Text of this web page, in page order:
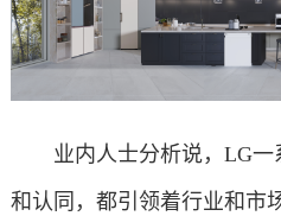
业内人士分析说，LG一
和认同，都引领着行业和市